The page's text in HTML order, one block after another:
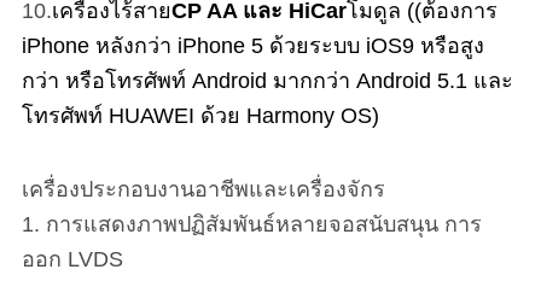
10.เครื่องไร้สายCP AA และ HiCarโมดูล ((ต้องการ
iPhone หลังกว่า iPhone 5 ด้วยระบบ iOS9 หรือสูง
กว่า หรือโทรศัพท์ Android มากกว่า Android 5.1 และ
โทรศัพท์ HUAWEI ด้วย Harmony OS)
เครื่องประกอบงานอาชีพและเครื่องจักร
1. การแสดงภาพปฏิสัมพันธ์หลายจอสนับสนุน การ
ออก LVDS